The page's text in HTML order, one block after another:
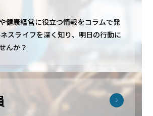
健康経営に役立つ情報をコラムで発
スライフを深く知り、明日の行動に
んか？